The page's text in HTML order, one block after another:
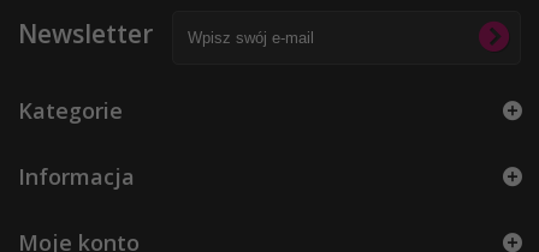
Newsletter
Kategorie
Informacja
Moje konto